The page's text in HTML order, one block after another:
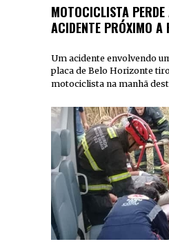
MOTOCICLISTA
ACIDENTE PRÓXIMO A
Um acidente envolvendo
placa de Belo Horizonte
motociclista na manhã